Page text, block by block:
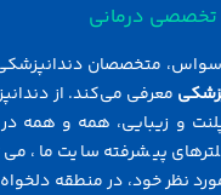
درمانی
متخصصان دندانپزشکی را
معرفی می‌کند. از
و زیبایی، همه و همه در
پیشرفته سایت ما،
خود، در منطقه دلخواه